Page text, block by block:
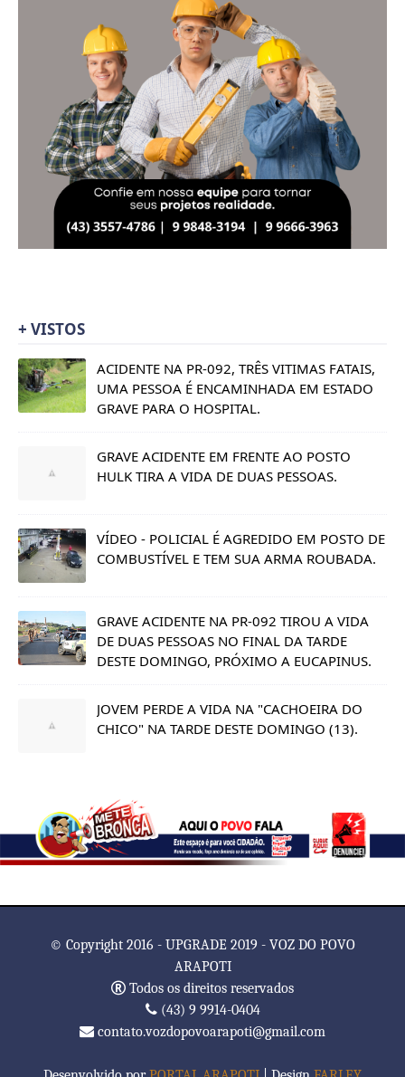
+ VISTOS
ACIDENTE NA PR-092, TRÊS VITIMAS FATAIS,
UMA PESSOA É ENCAMINHADA EM ESTADO
GRAVE PARA O HOSPITAL.
GRAVE ACIDENTE EM FRENTE AO POSTO
HULK TIRA A VIDA DE DUAS PESSOAS.
VÍDEO - POLICIAL É AGREDIDO EM POSTO DE
COMBUSTÍVEL E TEM SUA ARMA ROUBADA.
GRAVE ACIDENTE NA PR-092 TIROU A VIDA
DE DUAS PESSOAS NO FINAL DA TARDE
DESTE DOMINGO, PRÓXIMO A EUCAPINUS.
JOVEM PERDE A VIDA NA "CACHOEIRA DO
CHICO" NA TARDE DESTE DOMINGO (13).
© Copyright 2016 - UPGRADE 2019 - VOZ DO POVO
ARAPOTI
Todos os direitos reservados
(43) 9 9914-0404
contato.vozdopovoarapoti@gmail.com